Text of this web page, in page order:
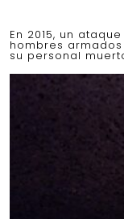
En 2015, un
hombres
su personal